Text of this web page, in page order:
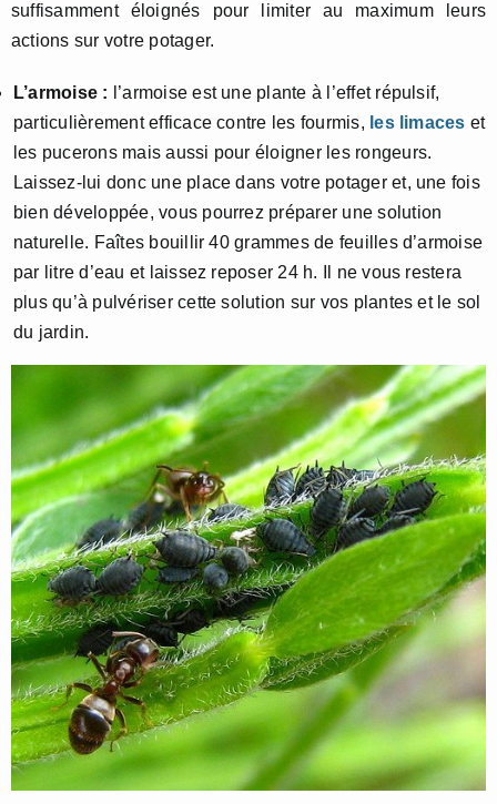
suffisamment éloignés pour limiter au maximum leurs
actions sur votre potager.
L’armoise : l’armoise est une plante à l’effet répulsif,
particulièrement efficace contre les fourmis, les limaces et
les pucerons mais aussi pour éloigner les rongeurs.
Laissez-lui donc une place dans votre potager et, une fois
bien développée, vous pourrez préparer une solution
naturelle. Faîtes bouillir 40 grammes de feuilles d’armoise
par litre d’eau et laissez reposer 24 h. Il ne vous restera
plus qu’à pulvériser cette solution sur vos plantes et le sol
du jardin.